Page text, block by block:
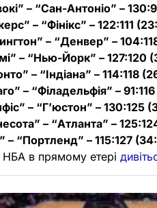
– “Сан-Антоніо” –
– “Фінікс” – 122:111
– “Денвер” –
– “Нью-Йорк” – 127:120
– “Індіана” – 114:118
– “Філадельфія” –
– “Г’юстон” – 130:125
– “Атланта” –
– “Портленд” – 115:127
НБА в прямому етері